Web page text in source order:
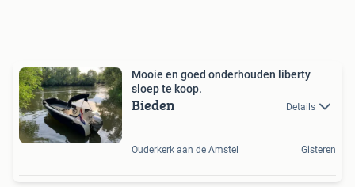
Mooie en goed onderhouden liberty
sloep te koop.
Bieden Details
Ouderkerk aan de Amstel Gisteren